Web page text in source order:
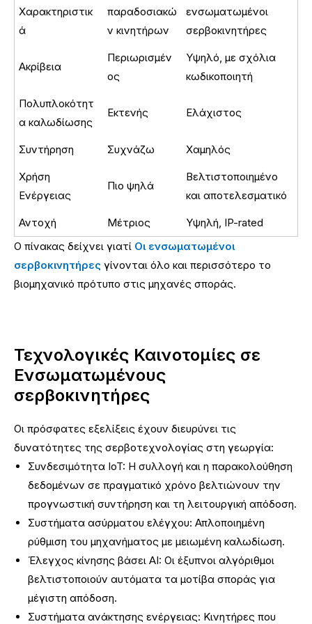
Χαρακτηριστικ
ά
παραδοσιακώ
ν κινητήρων
ενσωματωμένοι
σερβοκινητήρες
Ακρίβεια
Περιωρισμέν
ος
Υψηλό, με σχόλια
κωδικοποιητή
Πολυπλοκότητ
α καλωδίωσης
Εκτενής Ελάχιστος
Συντήρηση Συχνάζω Χαμηλός
Χρήση
Ενέργειας
Πιο ψηλά
Βελτιστοποιημένο
και αποτελεσματικό
Αντοχή Μέτριος
Υψηλή, IP-rated
Ο πίνακας δείχνει γιατί Οι ενσωματωμένοι
σερβοκινητήρες γίνονται όλο και περισσότερο το
βιομηχανικό πρότυπο στις μηχανές σποράς.
Τεχνολογικές Καινοτομίες σε
Ενσωματωμένους
σερβοκινητήρες
Οι πρόσφατες εξελίξεις έχουν διευρύνει τις
δυνατότητες της σερβοτεχνολογίας στη γεωργία:
Συνδεσιμότητα IoT: Η συλλογή και η παρακολούθηση
δεδομένων σε πραγματικό χρόνο βελτιώνουν την
προγνωστική συντήρηση και τη λειτουργική απόδοση.
Συστήματα ασύρματου ελέγχου: Απλοποιημένη
ρύθμιση του μηχανήματος με μειωμένη καλωδίωση.
Έλεγχος κίνησης βάσει AI: Οι έξυπνοι αλγόριθμοι
βελτιστοποιούν αυτόματα τα μοτίβα σποράς για
μέγιστη απόδοση.
Συστήματα ανάκτησης ενέργειας: Κινητήρες που